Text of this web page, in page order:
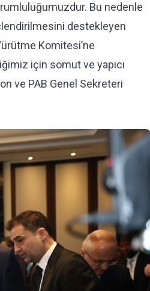
Bu nedenle
destekleyen
Komitesi’ne
için somut ve yapıcı
ve PAB Genel Sekreteri